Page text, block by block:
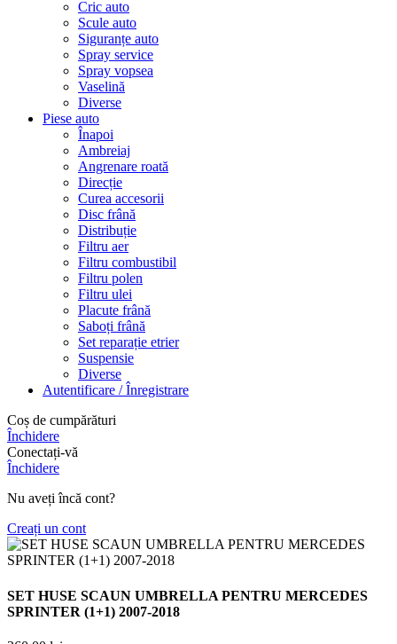
Cric auto
Scule auto
Siguranțe auto
Spray service
Spray vopsea
Vaselină
Diverse
Piese auto
Înapoi
Ambreiaj
Angrenare roată
Direcție
Curea accesorii
Disc frână
Distribuție
Filtru aer
Filtru combustibil
Filtru polen
Filtru ulei
Placute frână
Saboți frână
Set reparație etrier
Suspensie
Diverse
Autentificare / Înregistrare
Coș de cumpărături
Închidere
Conectați-vă
Închidere
Nu aveți încă cont?
Creați un cont
SET HUSE SCAUN UMBRELLA PENTRU MERCEDES
SPRINTER (1+1) 2007-2018